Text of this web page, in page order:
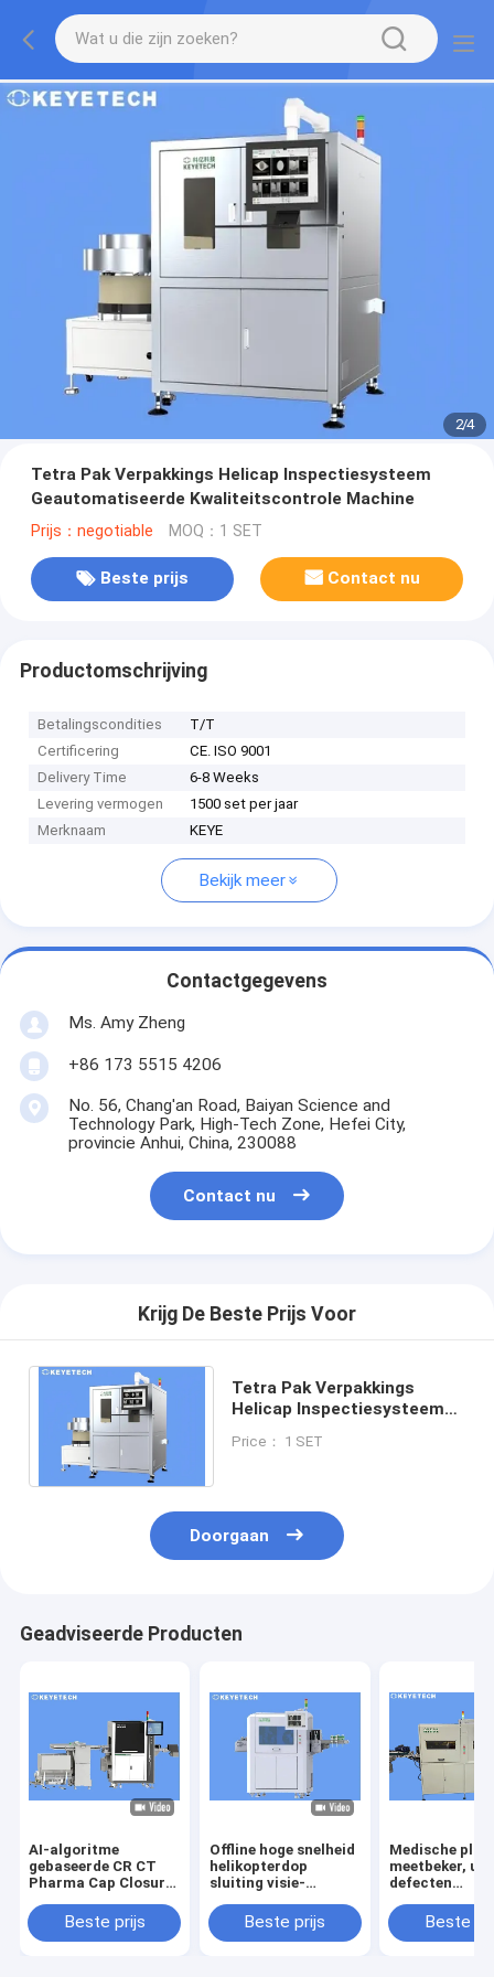
2/4
Tetra Pak Verpakkings Helicap Inspectiesysteem
Geautomatiseerde Kwaliteitscontrole Machine
Prijs：negotiable MOQ：1 SET
Beste prijs Contact nu
Productomschrijving
Betalingscondities
T/T
Certificering
CE. ISO 9001
Delivery Time
6-8 Weeks
Levering vermogen
1500 set per jaar
Merknaam
KEYE
Bekijk meer
Contactgegevens
Ms. Amy Zheng
+86 173 5515 4206
No. 56, Chang'an Road, Baiyan Science and
Technology Park, High-Tech Zone, Hefei City,
provincie Anhui, China, 230088
Contact nu
Krijg De Beste Prijs Voor
Tetra Pak Verpakkings
Helicap Inspectiesysteem
Kwaliteitscontrole Machine
Price： 1 SET
Doorgaan
Geadviseerde Producten
AI-algoritme
gebaseerde CR CT
Pharma Cap Closure
MachineBeste prijs
Offline hoge snelheid
helikopterdop
sluiting visie-
Beste prijs
Medische
meetbeker,
defecten
Beste